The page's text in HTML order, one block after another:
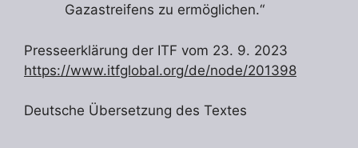
Gazastreifens zu ermöglichen.“
Presseerklärung der ITF vom 23. 9. 2023
https://www.itfglobal.org/de/node/201398
Deutsche Übersetzung des Textes